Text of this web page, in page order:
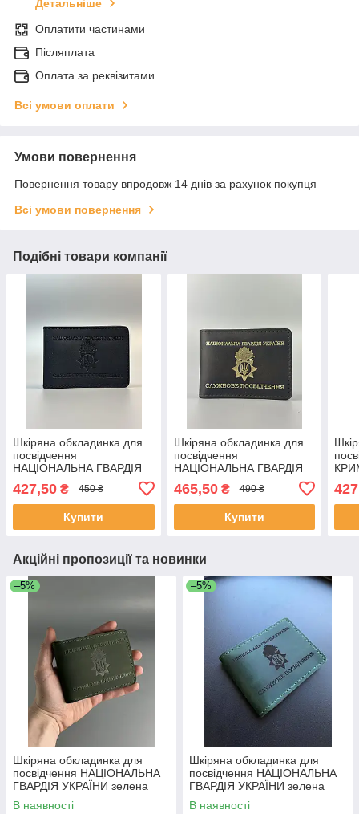
Детальніше
Оплатити частинами
Післяплата
Оплата за реквізитами
Всі умови оплати
Умови повернення
Повернення товару впродовж 14 днів за рахунок покупця
Всі умови повернення
Подібні товари компанії
Шкіряна обкладинка для
посвідчення
НАЦІОНАЛЬНА ГВАРДІЯ
427,50 ₴ 450 ₴
Купити
Шкіряна обкладинка для
посвідчення
НАЦІОНАЛЬНА ГВАРДІЯ
465,50₴ 490 ₴
Купити
Акційні пропозиції та новинки
–5%
Шкіряна обкладинка для
посвідчення НАЦІОНАЛЬНА
ГВАРДІЯ УКРАЇНИ зелена
В наявності
–5%
Шкіряна обкладинка для
посвідчення НАЦІОНАЛЬНА
ГВАРДІЯ УКРАЇНИ зелена
В наявності